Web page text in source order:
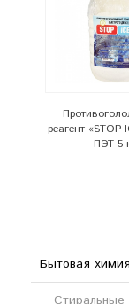
реагент «STOP
ПЭТ 5
Бытовая химия
Стиральные